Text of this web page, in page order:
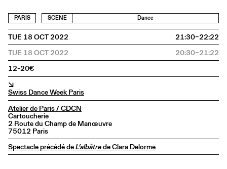
PARIS SCENE Dance
TUE 18 OCT 2022
21:30–22:22
TUE 18 OCT 2022
20:30–21:22
12-20€
↘
Swiss Dance Week Paris
Atelier de Paris / CDCN
Cartoucherie
2 Route du Champ de Manœuvre
75012 Paris
Spectacle précédé deL’albâtrede Clara Delorme